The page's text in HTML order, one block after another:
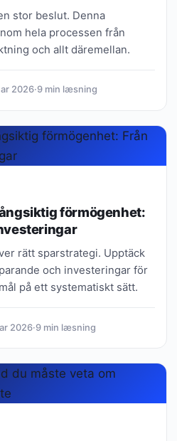
stor beslut. Denna
hela processen från
och allt däremellan.
2026·9 min læsning
förmögenhet:
rätt sparstrategi. Upptäck
och investeringar för
på ett systematiskt sätt.
2026·9 min læsning